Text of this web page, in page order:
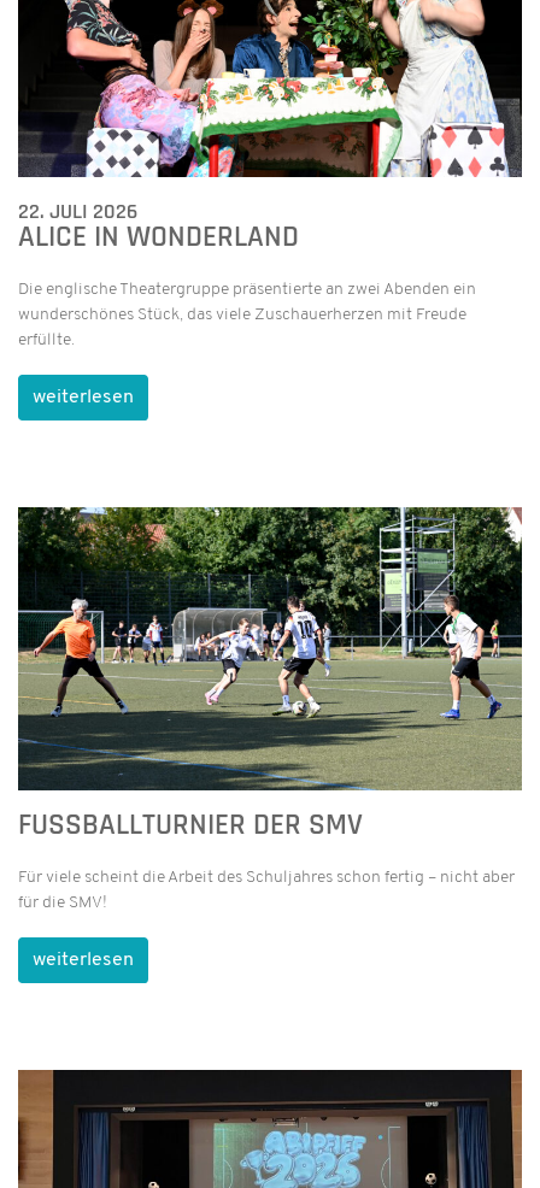
22. JULI 2026
ALICE IN WONDERLAND
Die englische Theatergruppe präsentierte an zwei Abenden ein
wunderschönes Stück, das viele Zuschauerherzen mit Freude
erfüllte.
weiterlesen
FUSSBALLTURNIER DER SMV
Für viele scheint die Arbeit des Schuljahres schon fertig – nicht aber
für die SMV!
weiterlesen